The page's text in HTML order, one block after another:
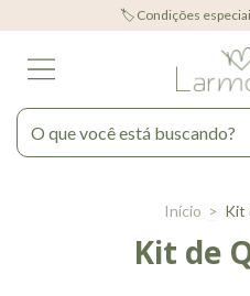
🏷️ Condições
Início > Kit
Kit de